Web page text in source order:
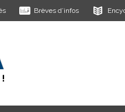
Brèves d’infos